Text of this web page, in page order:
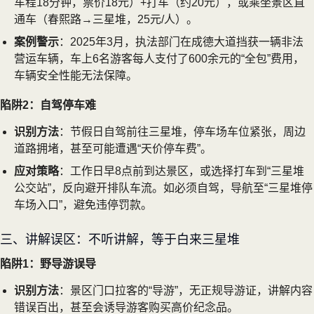
通车（春熙路→三星堆，25元/人）。
案例警示：2025年3月，执法部门在成德大道挡获一辆非法
营运车辆，车上6名游客每人支付了600余元的“全包”费用，
车辆安全性能无法保障。
陷阱2：自驾停车难
识别方法：节假日自驾前往三星堆，停车场车位紧张，周边
道路拥堵，甚至可能遭遇“天价停车费”。
应对策略：工作日早8点前到达景区，或选择打车到“三星堆
公交站”，反向避开排队车流。如必须自驾，导航至“三星堆停
车场入口”，避免违停罚款。
三、讲解误区：不听讲解，等于白来三星堆
陷阱1：野导游误导
识别方法：景区门口拉客的“导游”，无正规导游证，讲解内容
错误百出，甚至会诱导游客购买高价纪念品。